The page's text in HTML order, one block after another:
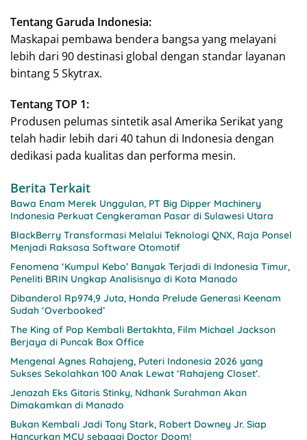
Tentang Garuda Indonesia:
Maskapai pembawa bendera bangsa yang melayani
lebih dari 90 destinasi global dengan standar layanan
bintang 5 Skytrax.
Tentang TOP 1:
Produsen pelumas sintetik asal Amerika Serikat yang
telah hadir lebih dari 40 tahun di Indonesia dengan
dedikasi pada kualitas dan performa mesin.
Berita Terkait
Bawa Enam Merek Unggulan, PT Big Dipper Machinery
Indonesia Perkuat Cengkeraman Pasar di Sulawesi Utara
BlackBerry Transformasi Melalui Teknologi QNX, Raja Ponsel
Menjadi Raksasa Software Otomotif
Fenomena ‘Kumpul Kebo’ Banyak Terjadi di Indonesia Timur,
Peneliti BRIN Ungkap Analisisnya di Kota Manado
Dibanderol Rp974,9 Juta, Honda Prelude Generasi Keenam
Sudah ‘Overbooked’
The King of Pop Kembali Bertakhta, Film Michael Jackson
Berjaya di Puncak Box Office
Mengenal Agnes Rahajeng, Puteri Indonesia 2026 yang
Sukses Sekolahkan 100 Anak Lewat ‘Rahajeng Closet’.
Jenazah Eks Gitaris Stinky, Ndhank Surahman Akan
Dimakamkan di Manado
Bukan Kembali Jadi Tony Stark, Robert Downey Jr. Siap
Hancurkan MCU sebagai Doctor Doom!